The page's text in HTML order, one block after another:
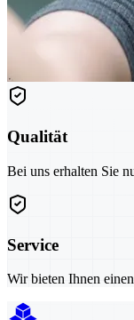
Qualität
Bei uns erhalten Sie
Service
Wir bieten Ihnen